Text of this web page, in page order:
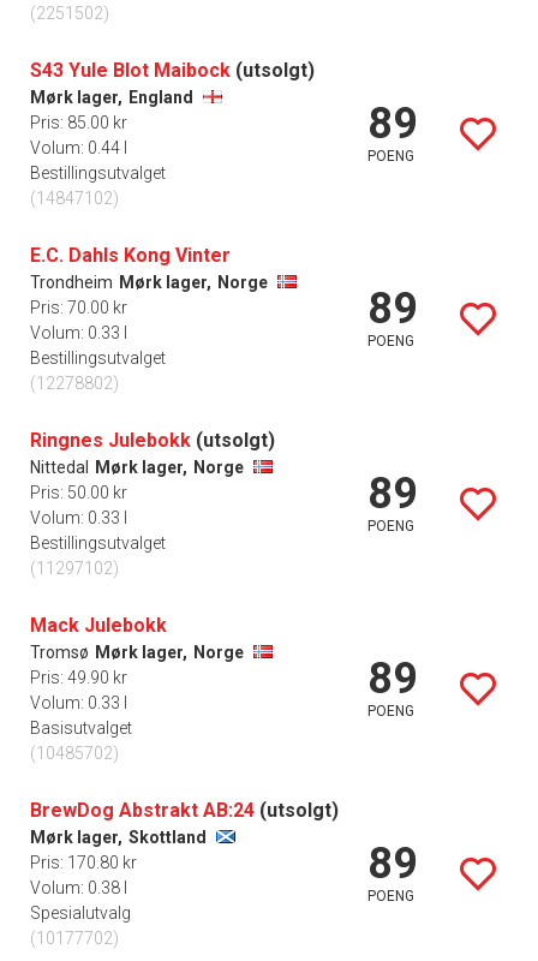
(2251502)
S43 Yule Blot Maibock (utsolgt)
Mørk lager, England
Pris: 85.00 kr
Volum: 0.44 l
Bestillingsutvalget
(14847102)
89
POENG
E.C. Dahls Kong Vinter
Trondheim Mørk lager, Norge
Pris: 70.00 kr
Volum: 0.33 l
Bestillingsutvalget
(12278802)
89
POENG
Ringnes Julebokk (utsolgt)
Nittedal Mørk lager, Norge
Pris: 50.00 kr
Volum: 0.33 l
Bestillingsutvalget
(11297102)
89
POENG
Mack Julebokk
Tromsø Mørk lager, Norge
Pris: 49.90 kr
Volum: 0.33 l
Basisutvalget
(10485702)
89
POENG
BrewDog Abstrakt AB:24 (utsolgt)
Mørk lager, Skottland
Pris: 170.80 kr
Volum: 0.38 l
Spesialutvalg
(10177702)
89
POENG